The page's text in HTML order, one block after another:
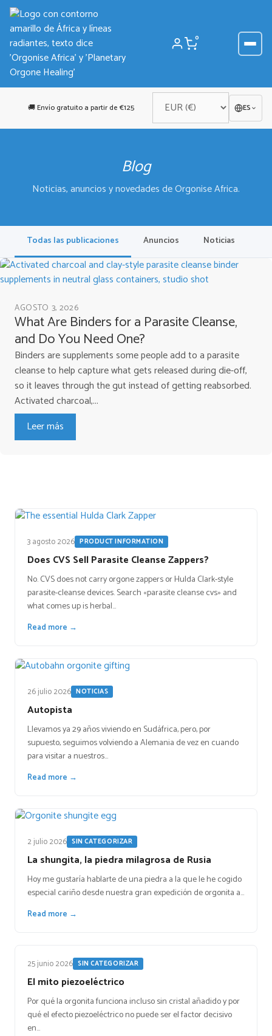
Saltar
contenido
0
🚚 Envío gratuito a partir de €125 ES
Blog
Noticias, anuncios y novedades de Orgonise Africa.
Todas las publicaciones Anuncios Noticias
AGOSTO 3, 2026
What Are Binders for a Parasite Cleanse,
and Do You Need One?
Binders are supplements some people add to a parasite
cleanse to help capture what gets released during die-off,
so it leaves through the gut instead of getting reabsorbed.
Activated charcoal,...
Leer más
3 agosto 2026 PRODUCT INFORMATION
Does CVS Sell Parasite Cleanse Zappers?
No. CVS does not carry orgone zappers or Hulda Clark-style
parasite-cleanse devices. Search «parasite cleanse cvs» and
what comes up is herbal…
Read more →
26 julio 2026 NOTICIAS
Autopista
Llevamos ya 29 años viviendo en Sudáfrica, pero, por
supuesto, seguimos volviendo a Alemania de vez en cuando
para visitar a nuestros…
Read more →
2 julio 2026 SIN CATEGORIZAR
La shungita, la piedra milagrosa de Rusia
Hoy me gustaría hablarte de una piedra a la que le he cogido
especial cariño desde nuestra gran expedición de orgonita a…
Read more →
25 junio 2026 SIN CATEGORIZAR
El mito piezoeléctrico
Por qué la orgonita funciona incluso sin cristal añadido y por
qué el efecto piezoeléctrico no puede ser el factor decisivo
en…